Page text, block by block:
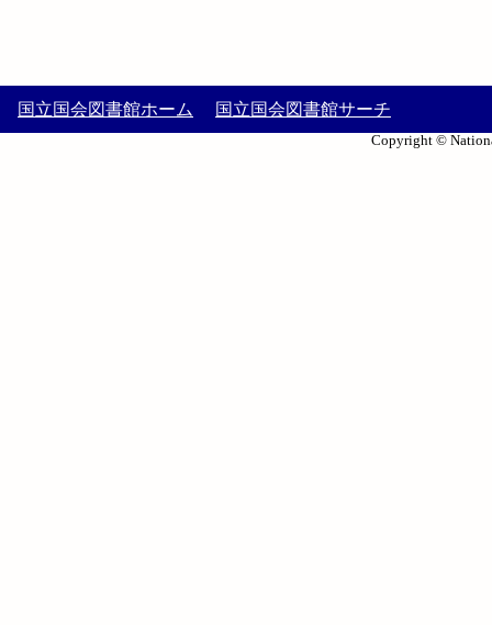
国立国会図書館ホーム 国立国会図書館サーチ
Copyright ©